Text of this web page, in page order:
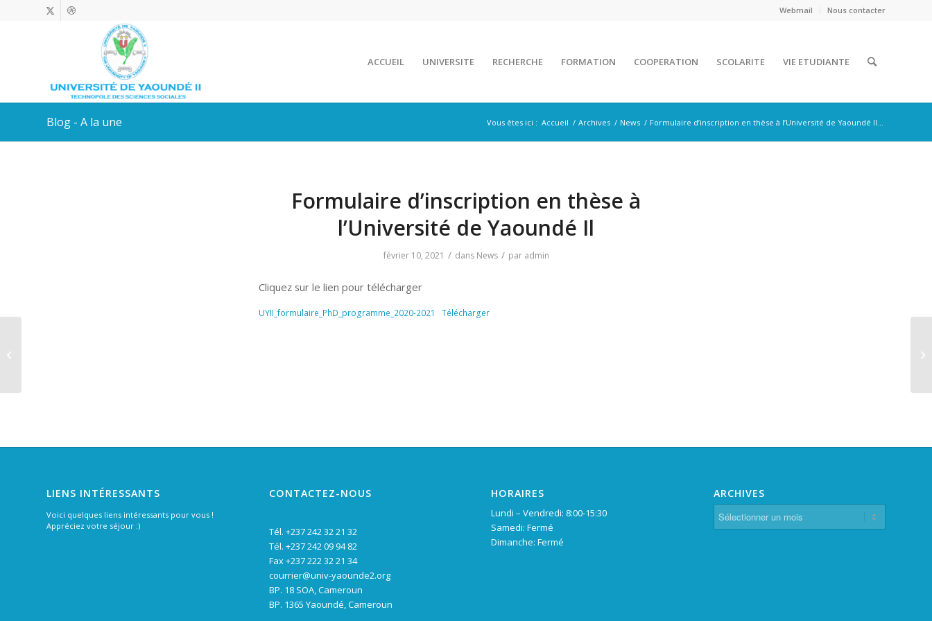
Webmail Nous contacter
ACCUEIL UNIVERSITE RECHERCHE FORMATION COOPERATION SCOLARITE VIE ETUDIANTE
Blog - A la une Vous êtes ici : Accueil / Archives / News / Formulaire d’inscription en thèse à l’Université de Yaoundé Il...
Formulaire d’inscription en thèse à
l’Université de Yaoundé Il
février 10, 2021 / dans News / par admin
Cliquez sur le lien pour télécharger
UYII_formulaire_PhD_programme_2020-2021 Télécharger
LIENS INTÉRESSANTS
Voici quelques liens intéressants pour vous !
Appréciez votre séjour :)
CONTACTEZ-NOUS
Tél. +237 242 32 21 32
Tél. +237 242 09 94 82
Fax +237 222 32 21 34
courrier@univ-yaounde2.org
BP. 18 SOA, Cameroun
BP. 1365 Yaoundé, Cameroun
HORAIRES
Lundi – Vendredi: 8:00-15:30
Samedi: Fermé
Dimanche: Fermé
ARCHIVES